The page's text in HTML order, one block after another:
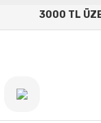
3000 TL